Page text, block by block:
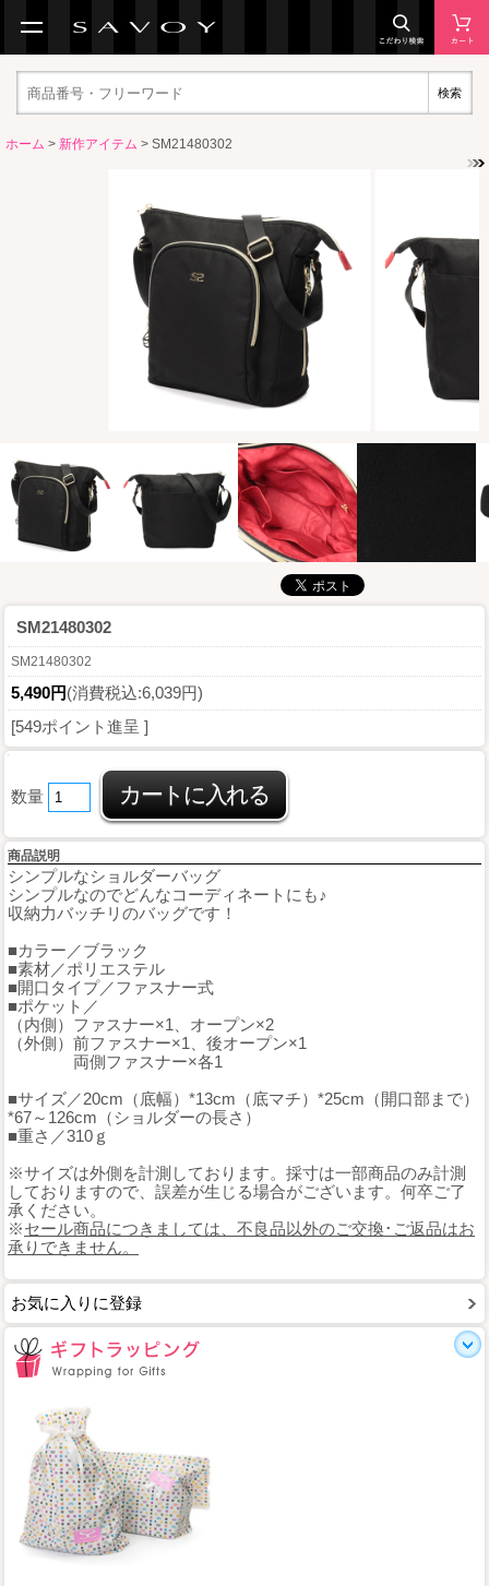
検索
ホーム > 新作アイテム > SM21480302
SM21480302
SM21480302
5,490円(消費税込:6,039円)
[549ポイント進呈 ]
数量
商品説明
シンプルなショルダーバッグ
シンプルなのでどんなコーディネートにも♪
収納力バッチリのバッグです！
■カラー／ブラック
■素材／ポリエステル
■開口タイプ／ファスナー式
■ポケット／
（内側）ファスナー×1、オープン×2
（外側）前ファスナー×1、後オープン×1
両側ファスナー×各1
■サイズ／20cm（底幅）*13cm（底マチ）*25cm（開口部まで）
*67～126cm（ショルダーの長さ）
■重さ／310ｇ
※サイズは外側を計測しております。採寸は一部商品のみ計測
しておりますので、誤差が生じる場合がございます。何卒ご了
承ください。
※セール商品につきましては、不良品以外のご交換･ご返品はお
承りできません。
お気に入りに登録